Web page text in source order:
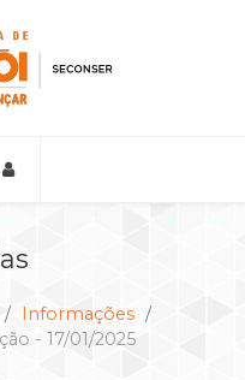
Informações
- 17/01/2025